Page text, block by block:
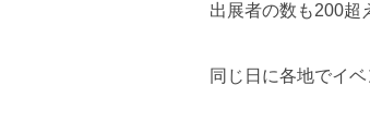
出展者の数も200超
同じ日に各地でイ